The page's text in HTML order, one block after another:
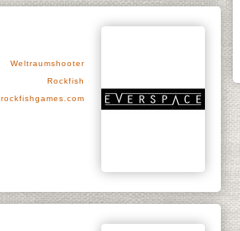
Weltraumshooter
Rockfish
rockfishgames.com